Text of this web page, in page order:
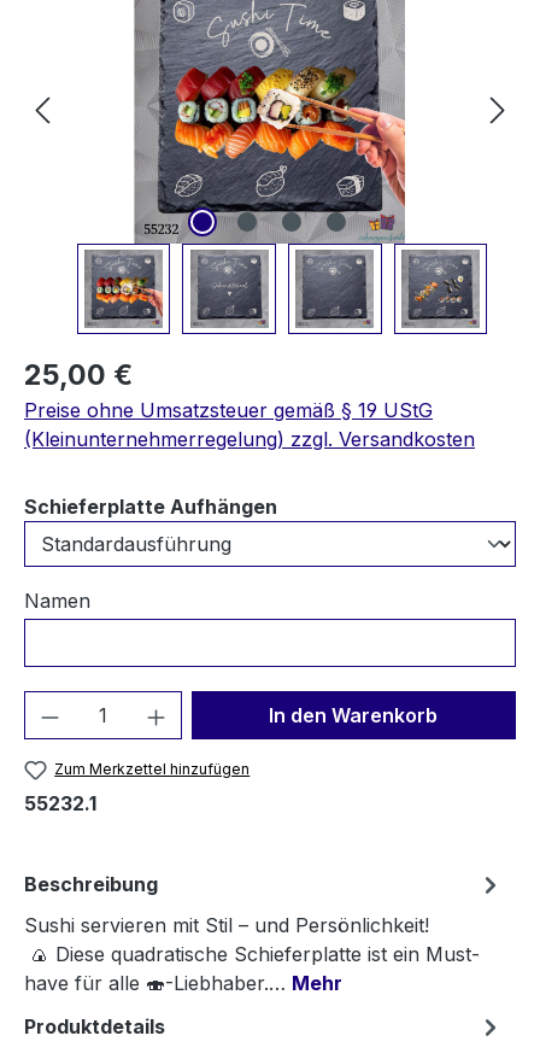
25,00 €
Preise ohne Umsatzsteuer gemäß § 19 UStG
(Kleinunternehmerregelung) zzgl. Versandkosten
Schieferplatte Aufhängen
Namen
Produkt Anzahl: Gib denIn den Warenkorb
Zum Merkzettel hinzufügen
55232.1
Beschreibung
Sushi servieren mit Stil – und Persönlichkeit!
🍙 Diese quadratische Schieferplatte ist ein Must-
have für alle 🍣-Liebhaber.… Mehr
Produktdetails